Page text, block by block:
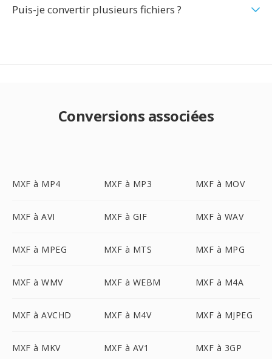
Puis-je convertir plusieurs fichiers ?
Conversions associées
MXF à MP4 MXF à MP3 MXF à MOV
MXF à AVI MXF à GIF MXF à WAV
MXF à MPEG MXF à MTS MXF à MPG
MXF à WMV MXF à WEBM MXF à M4A
MXF à AVCHD MXF à M4V MXF à MJPEG
MXF à MKV MXF à AV1 MXF à 3GP